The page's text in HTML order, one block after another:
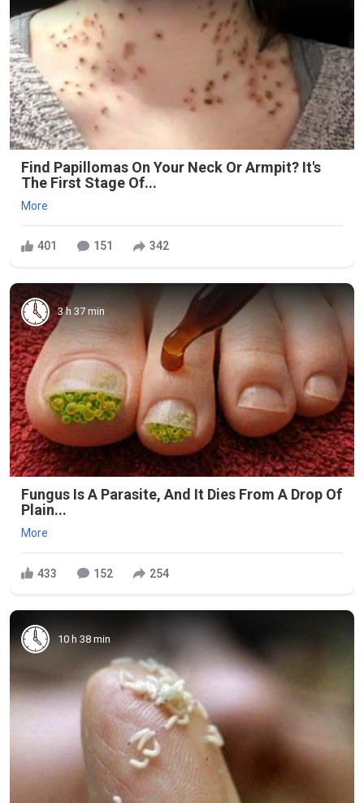
Find Papillomas On Your Neck Or Armpit? It's
The First Stage Of...
More
401 151 342
3 h 37 min
Fungus Is A Parasite, And It Dies From A Drop Of
Plain...
More
433 152 254
10 h 38 min